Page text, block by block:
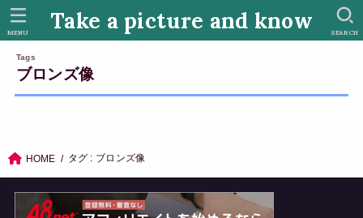
Take a picture and know SEARCH
MENU
ブロンズ像
HOME タグ : ブロンズ像